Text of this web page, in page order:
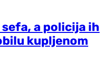
a policija ih
kupljenom